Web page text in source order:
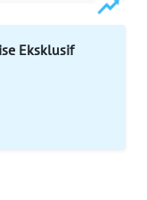
Eksklusif